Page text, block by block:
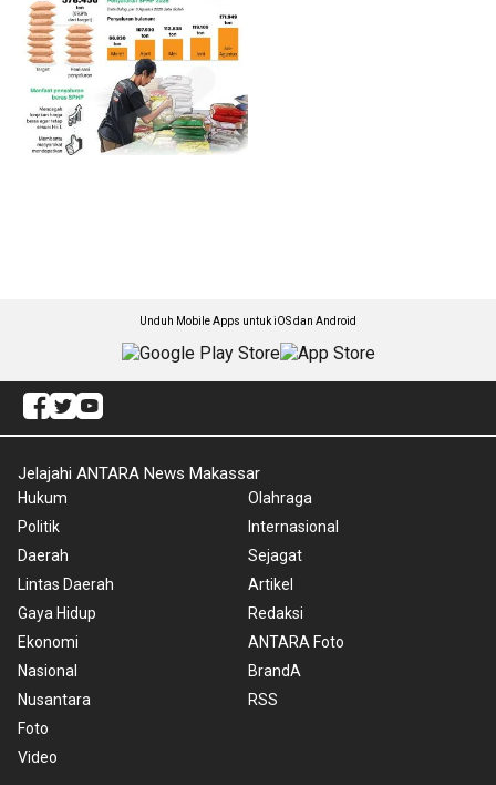
Unduh Mobile Apps untuk iOS dan Android
Jelajahi ANTARA News Makassar
Hukum
Politik
Daerah
Lintas Daerah
Gaya Hidup
Ekonomi
Nasional
Nusantara
Foto
Video
Olahraga
Internasional
Sejagat
Artikel
Redaksi
ANTARA Foto
BrandA
RSS